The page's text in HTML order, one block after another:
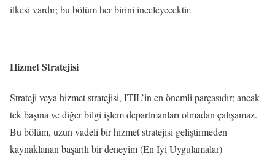
ilkesi vardır; bu bölüm her birini inceleyecektir.
Hizmet Stratejisi
Strateji veya hizmet stratejisi, ITIL’in en önemli parçasıdır; ancak
tek başına ve diğer bilgi işlem departmanları olmadan çalışamaz.
Bu bölüm, uzun vadeli bir hizmet stratejisi geliştirmeden
kaynaklanan başarılı bir deneyim (En İyi Uygulamalar)